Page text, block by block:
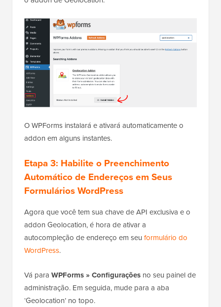
O WPForms instalará e ativará automaticamente o
addon em alguns instantes.
Etapa 3: Habilite o Preenchimento
Automático de Endereços em Seus
Formulários WordPress
Agora que você tem sua chave de API exclusiva e o
addon Geolocation, é hora de ativar a
autocompleção de endereço em seu formulário do
WordPress.
Vá para WPForms » Configurações no seu painel de
administração. Em seguida, mude para a aba
‘Geolocation’ no topo.